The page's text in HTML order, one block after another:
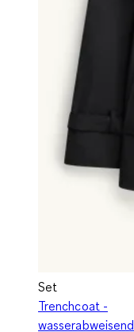
Set
Trenchcoat -
wasserabweisend